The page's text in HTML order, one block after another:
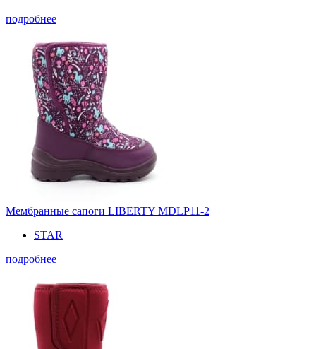
подробнее
Мембранные сапоги LIBERTY MDLP11-2
STAR
подробнее